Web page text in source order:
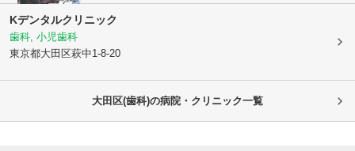
Kデンタルクリニック
歯科, 小児歯科
東京都大田区萩中1-8-20
大田区(歯科)の病院・クリニック一覧